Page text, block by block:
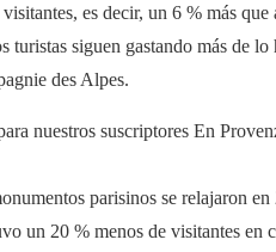
es decir, un 6 % más
turistas siguen gastando más de
des Alpes.
nuestros suscriptores En
parisinos se relajaron
un 20 % menos de visitantes en